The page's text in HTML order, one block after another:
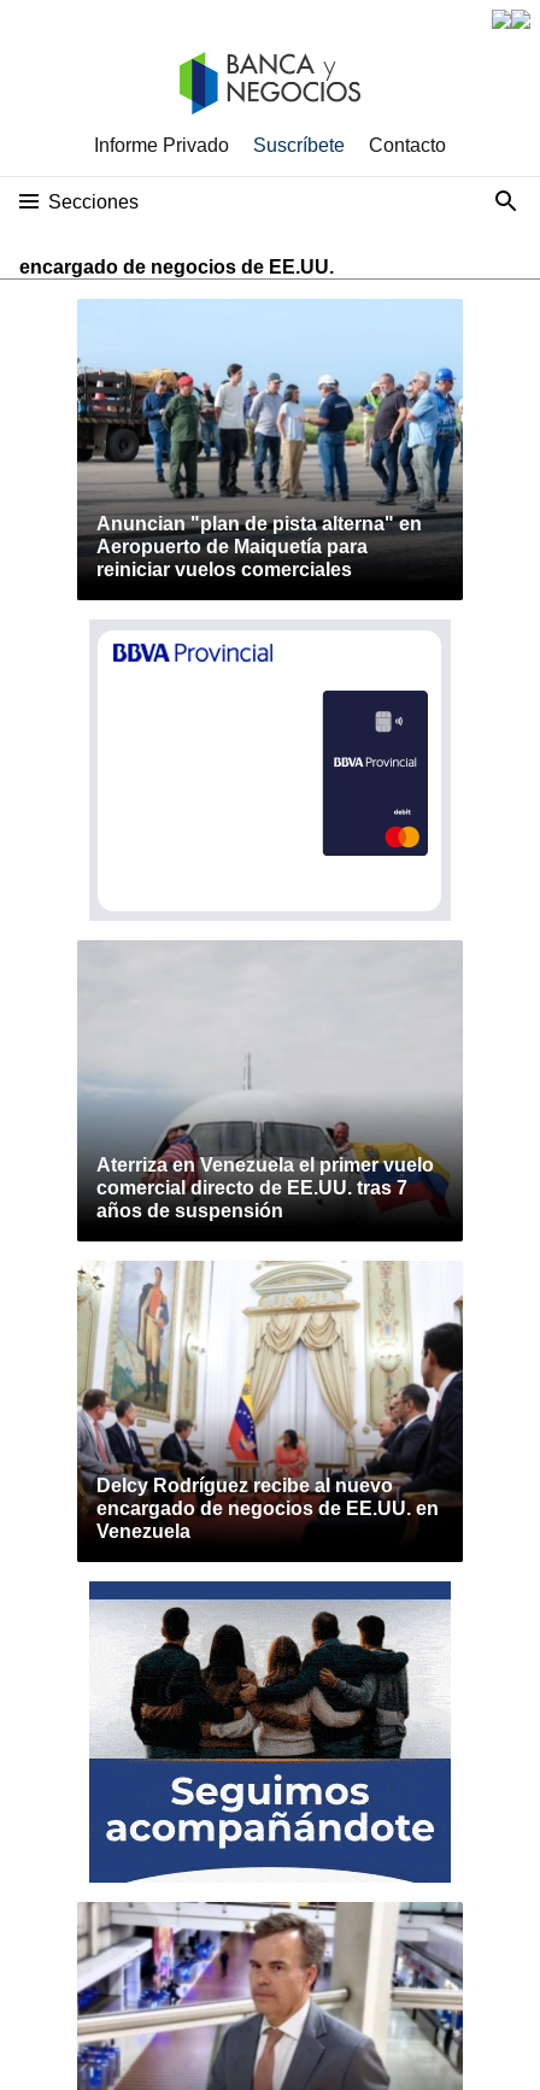
Informe Privado Suscríbete Contacto
Secciones
encargado de negocios de EE.UU.
Anuncian "plan de pista alterna" en
Aeropuerto de Maiquetía para
reiniciar vuelos comerciales
Aterriza en Venezuela el primer vuelo
comercial directo de EE.UU. tras 7
años de suspensión
Delcy Rodríguez recibe al nuevo
encargado de negocios de EE.UU. en
Venezuela